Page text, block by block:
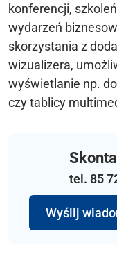
konferencji,
wydarzeń
skorzystania z
wizualizera,
wyświetlanie np.
czy tablicy
tel. 85
Wyślij